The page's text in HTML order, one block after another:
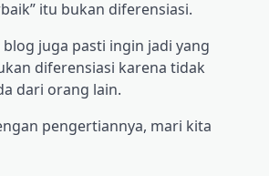
itu bukan diferensiasi.
juga pasti ingin jadi yang
diferensiasi karena tidak
dari orang lain.
pengertiannya, mari kita